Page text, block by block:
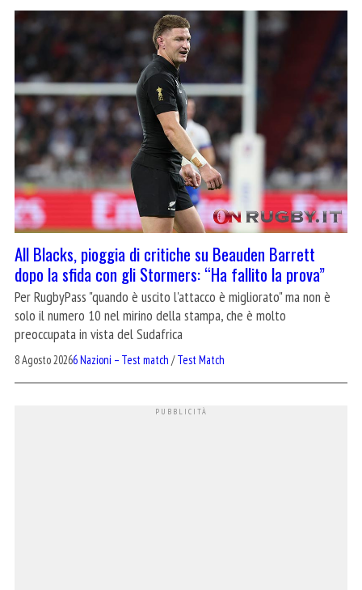
All Blacks, pioggia di critiche su Beauden Barrett
dopo la sfida con gli Stormers: “Ha fallito la prova”
Per RugbyPass "quando è uscito l'attacco è migliorato" ma non è
solo il numero 10 nel mirino della stampa, che è molto
preoccupata in vista del Sudafrica
8 Agosto 20266 Nazioni – Test match /Test Match